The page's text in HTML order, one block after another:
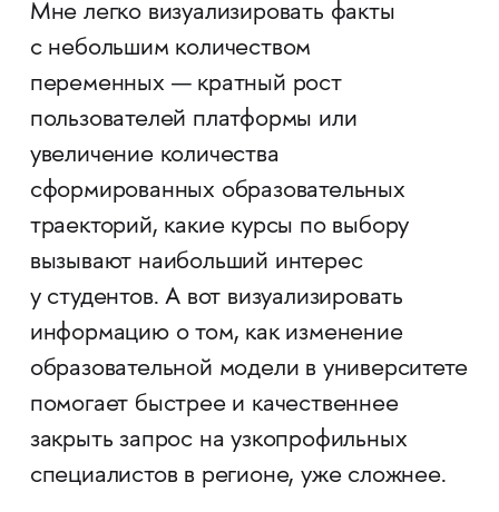
Мне легко визуализировать факты
с небольшим количеством
переменных — кратный рост
пользователей платформы или
увеличение количества
сформированных образовательных
траекторий, какие курсы по выбору
вызывают наибольший интерес
у студентов. А вот визуализировать
информацию о том, как изменение
образовательной модели в университете
помогает быстрее и качественнее
закрыть запрос на узкопрофильных
специалистов в регионе, уже сложнее.